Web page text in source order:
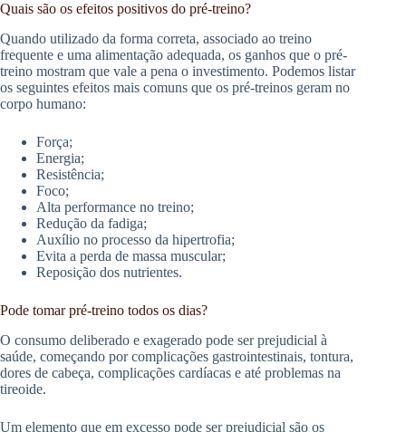
Quais são os efeitos positivos do pré-treino?
Quando utilizado da forma correta, associado ao treino
frequente e uma alimentação adequada, os ganhos que o pré-
treino mostram que vale a pena o investimento. Podemos listar
os seguintes efeitos mais comuns que os pré-treinos geram no
corpo humano:
Força;
Energia;
Resistência;
Foco;
Alta performance no treino;
Redução da fadiga;
Auxílio no processo da hipertrofia;
Evita a perda de massa muscular;
Reposição dos nutrientes.
Pode tomar pré-treino todos os dias?
O consumo deliberado e exagerado pode ser prejudicial à
saúde, começando por complicações gastrointestinais, tontura,
dores de cabeça, complicações cardíacas e até problemas na
tireoide.
Um elemento que em excesso pode ser prejudicial são os